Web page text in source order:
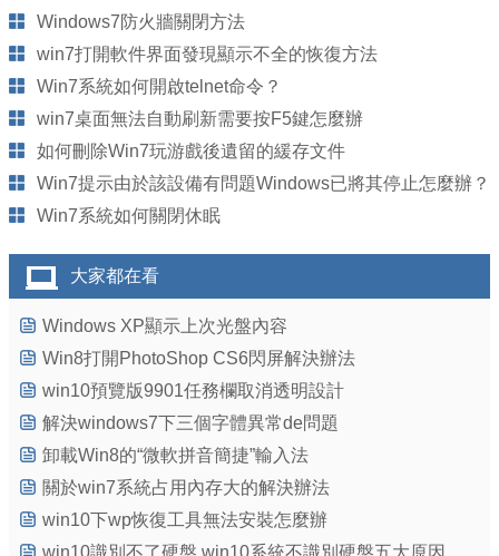
Windows7防火牆關閉方法
win7打開軟件界面發現顯示不全的恢復方法
Win7系統如何開啟telnet命令？
win7桌面無法自動刷新需要按F5鍵怎麼辦
如何刪除Win7玩游戲後遺留的緩存文件
Win7提示由於該設備有問題Windows已將其停止怎麼辦？
Win7系統如何關閉休眠
大家都在看
Windows XP顯示上次光盤內容
Win8打開PhotoShop CS6閃屏解決辦法
win10預覽版9901任務欄取消透明設計
解決windows7下三個字體異常de問題
卸載Win8的“微軟拼音簡捷”輸入法
關於win7系統占用內存大的解決辦法
win10下wp恢復工具無法安裝怎麼辦
win10識別不了硬盤 win10系統不識別硬盤五大原因